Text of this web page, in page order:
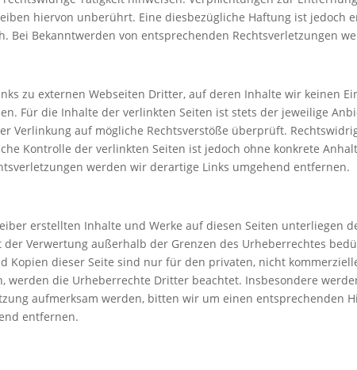
hiervon unberührt. Eine diesbezügliche Haftung ist jedoch
Bei Bekanntwerden von entsprechenden Rechtsverletzungen
zu externen Webseiten Dritter, auf deren Inhalte wir keinen
Für die Inhalte der verlinkten Seiten ist stets der jeweilige
Verlinkung auf mögliche Rechtsverstöße überprüft.
Kontrolle der verlinkten Seiten ist jedoch ohne konkrete
werden wir derartige Links umgehend entfernen.
erstellten Inhalte und Werke auf diesen Seiten unterliegen
Verwertung außerhalb der Grenzen des Urheberrechtes
Kopien dieser Seite sind nur für den privaten, nicht
werden die Urheberrechte Dritter beachtet. Insbesondere
aufmerksam werden, bitten wir um einen entsprechenden
entfernen.